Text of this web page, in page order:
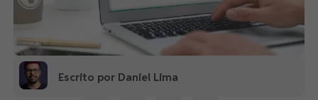
Escrito por Daniel Lima